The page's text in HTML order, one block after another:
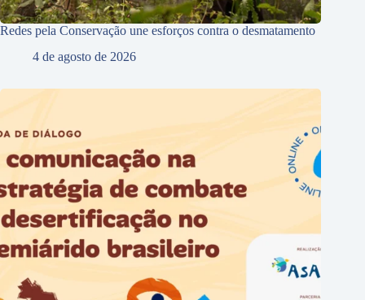
Redes pela Conservação une esforços contra o desmatamento
4 de agosto de 2026